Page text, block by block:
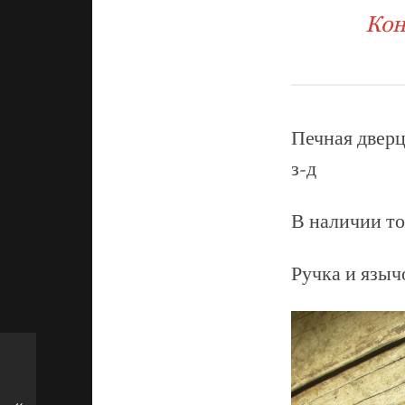
Печная
з-д
В наличии
Ручка и